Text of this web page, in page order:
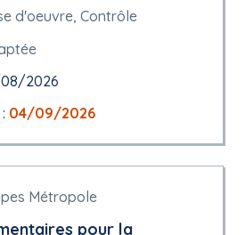
d'oeuvre, Contrôle
08/2026
04/09/2026
Métropole
pour la